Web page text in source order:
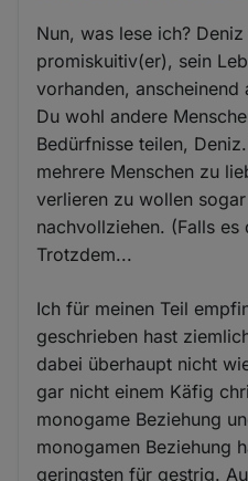
Nun, was lese ich?
promiskuitiv(er), sein
vorhanden, anscheinend
Du wohl andere
Bedürfnisse teilen,
mehrere Menschen zu
verlieren zu wollen
nachvollziehen. (Falls es
Trotzdem...
Ich für meinen Teil
geschrieben hast
dabei überhaupt nicht
gar nicht einem Käfig
monogame Beziehung
monogamen Beziehung
geringsten für gestrig.